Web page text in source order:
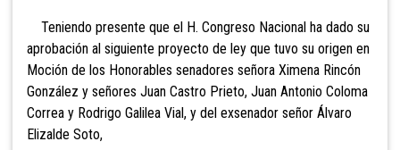
Teniendo presente que el H. Congreso Nacional ha dado su
aprobación al siguiente proyecto de ley que tuvo su origen en
Moción de los Honorables senadores señora Ximena Rincón
González y señores Juan Castro Prieto, Juan Antonio Coloma
Correa y Rodrigo Galilea Vial, y del exsenador señor Álvaro
Elizalde Soto,